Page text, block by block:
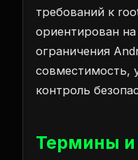
требований к
ориентирован
ограничения
совместимость,
контроль
Термины и